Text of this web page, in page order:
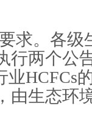
求。各级
行两个公
业HCFCs
由生态环